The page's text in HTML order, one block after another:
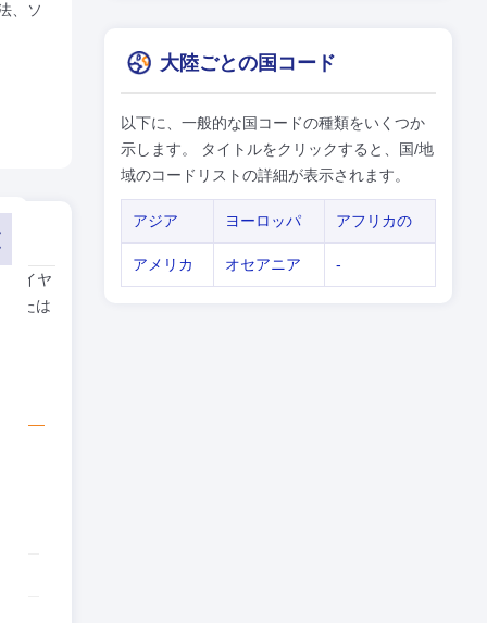
、ソ
ダイヤ
または
大陸ごとの国コード
以下に、一般的な国コードの種類をいくつか
示します。 タイトルをクリックすると、国/地
域のコードリストの詳細が表示されます。
アジア ヨーロッパ アフリカの
アメリカ オセアニア -